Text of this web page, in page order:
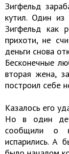
Зигфельд
кутил. Один из
Зигфельд как
прихоти, не
деньги снова
Бесконечные
вторая жена,
построил себе
Казалось его
Но в один
сообщили о
испарились. А